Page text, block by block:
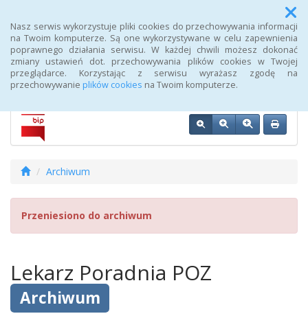
Nasz serwis wykorzystuje pliki cookies do przechowywania informacji
na Twoim komputerze. Są one wykorzystywane w celu zapewnienia
poprawnego działania serwisu. W każdej chwili możesz dokonać
zmiany ustawień dot. przechowywania plików cookies w Twojej
przeglądarce. Korzystając z serwisu wyrażasz zgodę na
przechowywanie plików cookies na Twoim komputerze.
Menu
Biuletyn Informacji Publicznej 107 Szpitala Wojskowego z
Przychodnią SPZOZ w Wałczu
Archiwum
Przeniesiono do archiwum
Lekarz Poradnia POZ
Archiwum